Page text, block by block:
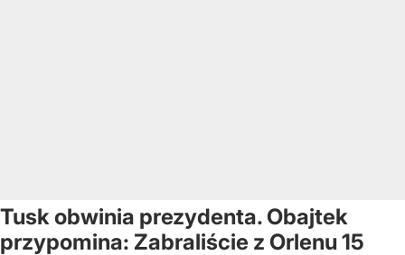
Tusk obwinia prezydenta. Obajtek
przypomina: Zabraliście z Orlenu 15